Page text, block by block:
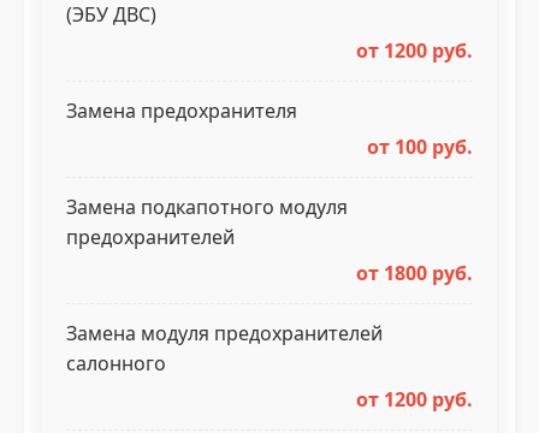
(ЭБУ ДВС)
от 1200 руб.
Замена предохранителя
от 100 руб.
Замена подкапотного модуля
предохранителей
от 1800 руб.
Замена модуля предохранителей
салонного
от 1200 руб.